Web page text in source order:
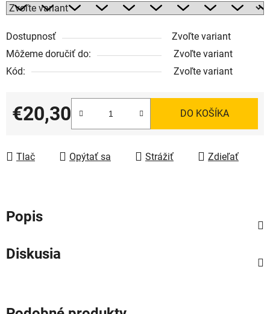
Dostupnosť
Zvoľte variant
Môžeme doručiť do:
Zvoľte variant
Kód:
Zvoľte variant
€20,30
Jednotková cena:
DO KOŠÍKA
Tlač Opýtať sa Strážiť Zdieľať
Popis
Diskusia